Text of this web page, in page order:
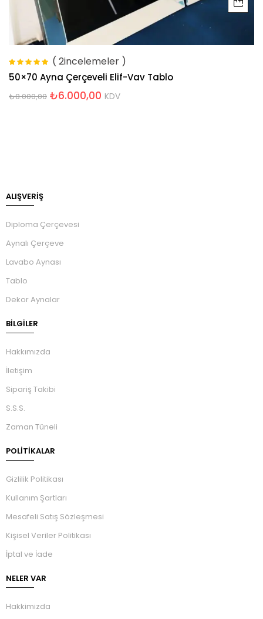
5 üzerinden
5.00 oy aldı
( 2incelemeler )
50×70 Ayna Çerçeveli Elif-Vav Tablo
₺8.000,00 ₺6.000,00 KDV
ALIŞVERİŞ
Diploma Çerçevesi
Aynalı Çerçeve
Lavabo Aynası
Tablo
Dekor Aynalar
BILGILER
Hakkımızda
İletişim
Sipariş Takibi
S.S.S.
Zaman Tüneli
POLİTİKALAR
Gizlilik Politikası
Kullanım Şartları
Mesafeli Satış Sözleşmesi
Kişisel Veriler Politikası
İptal ve İade
NELER VAR
Hakkimizda